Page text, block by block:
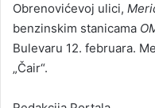
Obrenovićevoj ulici,
benzinskim stanicama
Bulevaru 12. februara.
„Čair“.